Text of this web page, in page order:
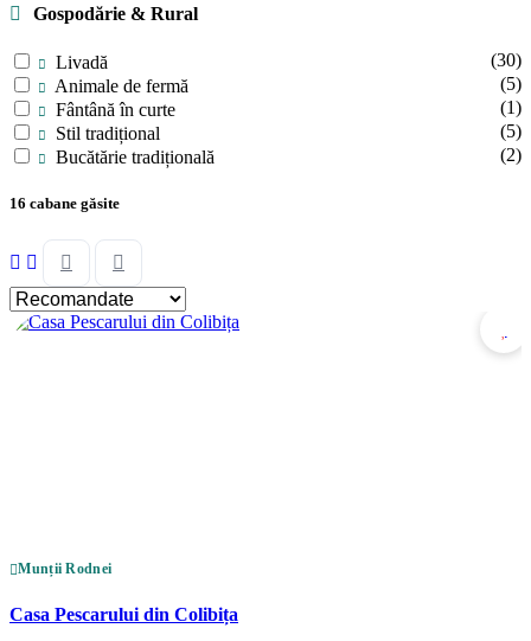
Gospodărie & Rural
Livadă
(30)
Animale de fermă
(5)
Fântână în curte
(1)
Stil tradițional
(5)
Bucătărie tradițională
(2)
16 cabane găsite
Munții Rodnei
Casa Pescarului din Colibița